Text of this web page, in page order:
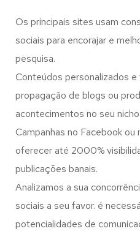
Os principais sites usam
sociais para encorajar e
pesquisa.
Conteúdos personalizados
propagação de blogs ou
acontecimentos no seu nicho.
Campanhas no Facebook
oferecer até 2000%
publicações banais.
Analizamos a sua
sociais a seu favor. é
potencialidades de